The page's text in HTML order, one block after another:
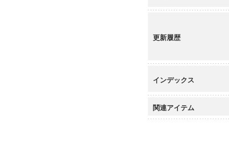
更新履歴
インデックス
関連アイテム